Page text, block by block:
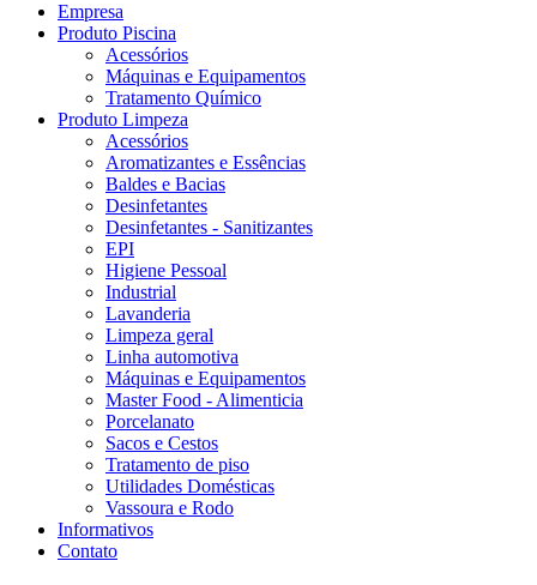
Empresa
Produto Piscina
Acessórios
Máquinas e Equipamentos
Tratamento Químico
Produto Limpeza
Acessórios
Aromatizantes e Essências
Baldes e Bacias
Desinfetantes
Desinfetantes - Sanitizantes
EPI
Higiene Pessoal
Industrial
Lavanderia
Limpeza geral
Linha automotiva
Máquinas e Equipamentos
Master Food - Alimenticia
Porcelanato
Sacos e Cestos
Tratamento de piso
Utilidades Domésticas
Vassoura e Rodo
Informativos
Contato